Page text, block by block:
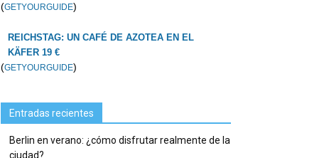
(GETYOURGUIDE)
REICHSTAG: UN CAFÉ DE AZOTEA EN EL
KÄFER 19 €
(GETYOURGUIDE)
Entradas recientes
Berlin en verano: ¿cómo disfrutar realmente de la
ciudad?